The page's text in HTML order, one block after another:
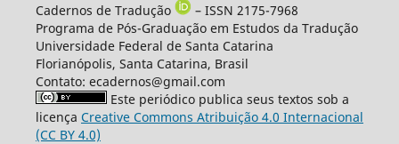
Cadernos de Tradução
– ISSN 2175-7968
Programa de Pós-Graduação em Estudos da Tradução
Universidade Federal de Santa Catarina
Florianópolis, Santa Catarina, Brasil
Contato: ecadernos@gmail.com
Este periódico publica seus textos sob a
licença Creative Commons Atribuição 4.0 Internacional
(CC BY 4.0)